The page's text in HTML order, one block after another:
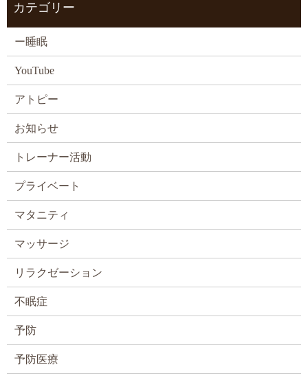
カテゴリー
ー睡眠
YouTube
アトピー
お知らせ
トレーナー活動
プライベート
マタニティ
マッサージ
リラクゼーション
不眠症
予防
予防医療